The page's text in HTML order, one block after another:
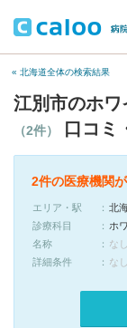
« 北海道全体の検索結果
江別市のホワ
（2件） 口コミ
2件の医療機関
エリア・駅
北
診療科目
ホ
名称
なし
詳細条件
な